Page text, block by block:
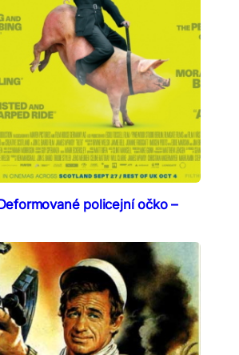
policejní očko –